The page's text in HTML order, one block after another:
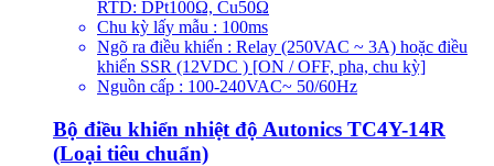
RTD: DPt100Ω, Cu50Ω
Chu kỳ lấy mẫu : 100ms
Ngõ ra điều khiển : Relay (250VAC ~ 3A) hoặc điều
khiển SSR (12VDC ) [ON / OFF, pha, chu kỳ]
Nguồn cấp : 100-240VAC~ 50/60Hz
Bộ điều khiển nhiệt độ Autonics TC4Y-14R
(Loại tiêu chuẩn)